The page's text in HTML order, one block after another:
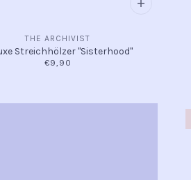
THE ARCHIVIST
Streichhölzer "Sisterhood"
€9,90